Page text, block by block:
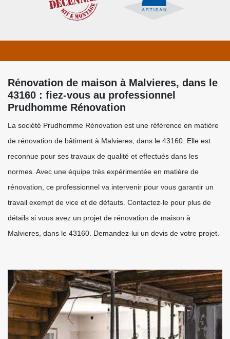
Rénovation de maison à Malvieres, dans le
43160 : fiez-vous au professionnel
Prudhomme Rénovation
La société Prudhomme Rénovation est une référence en matière
de rénovation de bâtiment à Malvieres, dans le 43160. Elle est
reconnue pour ses travaux de qualité et effectués dans les
normes. Avec une équipe très expérimentée en matière de
rénovation, ce professionnel va intervenir pour vous garantir un
travail exempt de vice et de défauts. Contactez-le pour plus de
détails si vous avez un projet de rénovation de maison à
Malvieres, dans le 43160. Demandez-lui un devis de votre projet.